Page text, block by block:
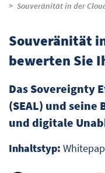
Souveränität in der
Souveränität
bewerten Sie
Das Sovereignty
(SEAL) und
und digitale
Inhaltstyp: